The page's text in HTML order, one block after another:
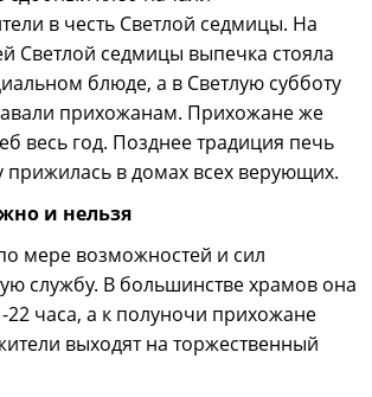
в честь Светлой седмицы. На
Светлой седмицы выпечка стояла
блюде, а в Светлую субботу
прихожанам. Прихожане же
весь год. Позднее традиция печь
прижилась в домах всех верующих.
и нельзя
мере возможностей и сил
службу. В большинстве храмов она
22 часа, а к полуночи прихожане
выходят на торжественный